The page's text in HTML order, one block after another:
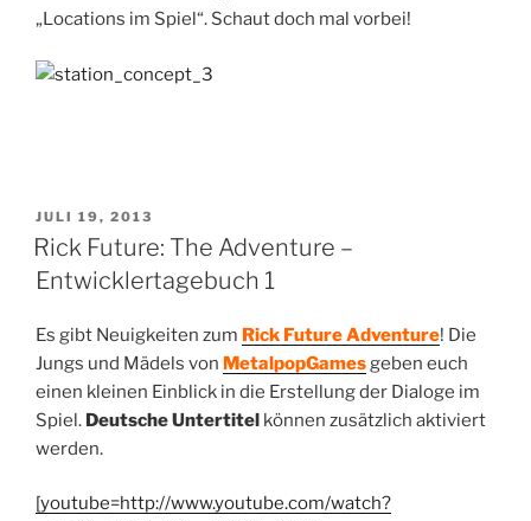
„Locations im Spiel“. Schaut doch mal vorbei!
VERÖFFENTLICHT
AM
JULI 19, 2013
Rick Future: The Adventure –
Entwicklertagebuch 1
Es gibt Neuigkeiten zum Rick Future Adventure! Die
Jungs und Mädels von MetalpopGamesgeben euch
einen kleinen Einblick in die Erstellung der Dialoge im
Spiel. Deutsche Untertitel können zusätzlich aktiviert
werden.
[youtube=http://www.youtube.com/watch?